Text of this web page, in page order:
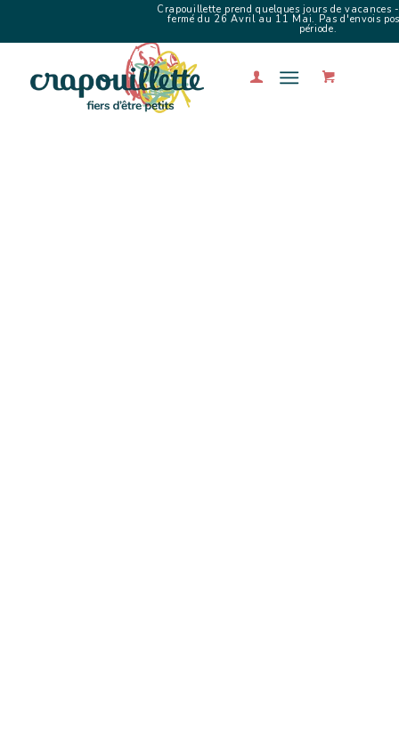
Crapouillette prend quelques jours de vacances
fermé du 26 Avril au 11 Mai. Pas d'envois
période.